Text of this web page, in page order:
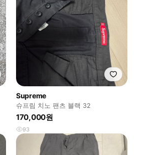
Supreme
슈프림 치노 팬츠 블랙 32
170,000원
93